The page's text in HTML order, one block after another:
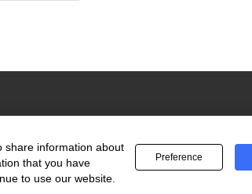
by Uios
share information about
that you have
to use our website.
Preference